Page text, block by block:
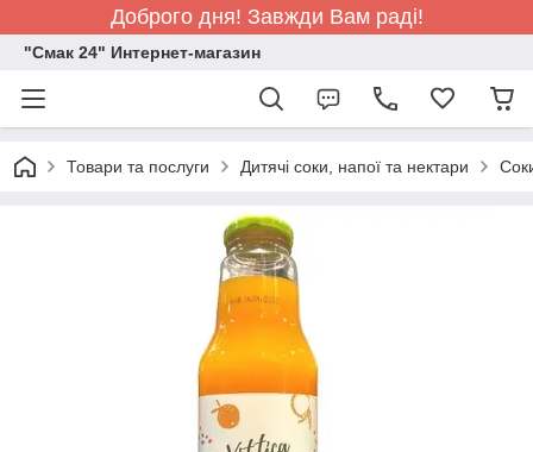
Доброго дня! Завжди Вам раді!
"Смак 24" Интернет-магазин
Товари та послуги Дитячі соки, напої та нектари